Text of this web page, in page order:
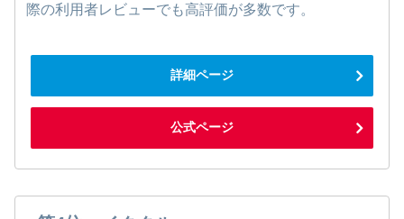
際の利用者レビューでも高評価が多数です。
詳細ページ
公式ページ